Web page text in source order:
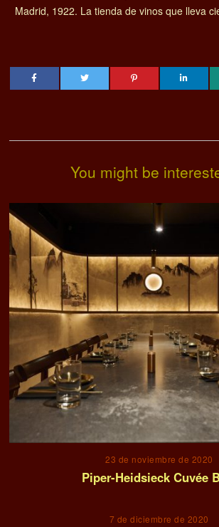
Madrid, 1922. La tienda de vinos que lleva
You might be
23 de noviembre de 2020
Piper-Heidsieck Cuvée
7 de diciembre de 2020